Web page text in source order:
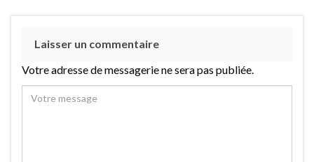
Laisser un commentaire
Votre adresse de messagerie ne sera pas publiée.